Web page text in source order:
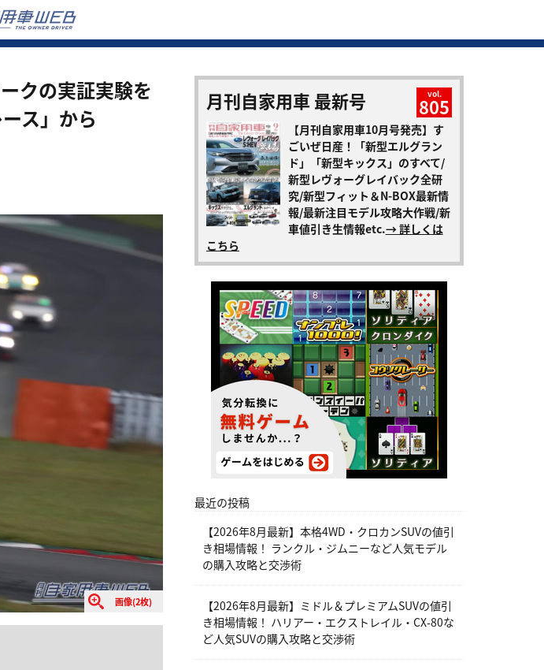
クの実証実験を
ス」から
画像(2枚)
月刊自家用車 最新号 vol.
805
【月刊自家用車10月号発売】す
ごいぜ日産！「新型エルグラン
ド」「新型キックス」のすべて/
新型レヴォーグレイバック全研
究/新型フィット＆N-BOX最新情
報/最新注目モデル攻略大作戦/新
車値引き生情報etc.→ 詳しくは
こちら
最近の投稿
【2026年8月最新】本格4WD・クロカンSUVの値引
き相場情報！ ランクル・ジムニーなど人気モデル
の購入攻略と交渉術
【2026年8月最新】ミドル＆プレミアムSUVの値引
き相場情報！ ハリアー・エクストレイル・CX-80な
ど人気SUVの購入攻略と交渉術